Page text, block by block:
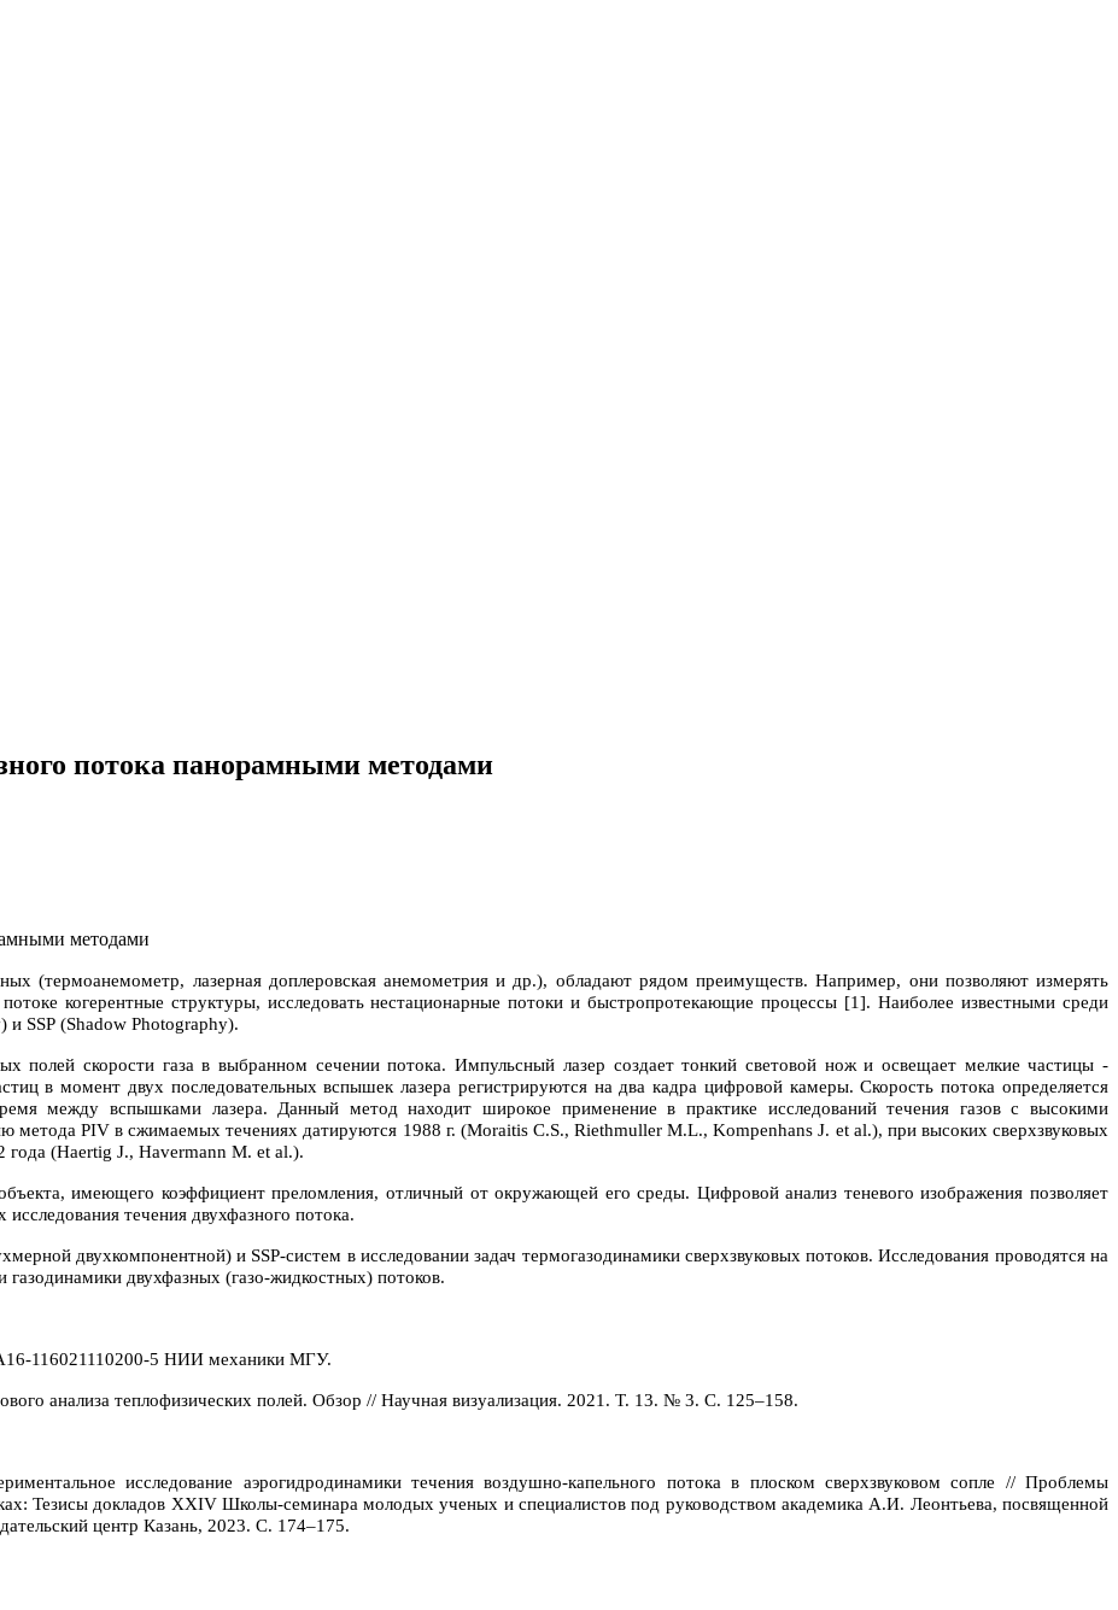
потока панорамными методами
(термоанемометр, лазерная доплеровская анемометрия и др.), обладают рядом преимуществ. Например, они позволяют измерять
когерентные структуры, исследовать нестационарные потоки и быстропротекающие процессы [1]. Наиболее известными среди
) и SSP (Shadow Photography).
полей скорости газа в выбранном сечении потока. Импульсный лазер создает тонкий световой нож и освещает мелкие частицы -
в момент двух последовательных вспышек лазера регистрируются на два кадра цифровой камеры. Скорость потока определяется
между вспышками лазера. Данный метод находит широкое применение в практике исследований течения газов с высокими
метода PIV в сжимаемых течениях датируются 1988 г. (Moraitis C.S., Riethmuller M.L., Kompenhans J. et al.), при высоких сверхзвуковых
года (Haertig J., Havermann M. et al.).
имеющего коэффициент преломления, отличный от окружающей его среды. Цифровой анализ теневого изображения позволяет
течения двухфазного потока.
двухкомпонентной) и SSP-систем в исследовании задач термогазодинамики сверхзвуковых потоков. Исследования проводятся на
газодинамики двухфазных (газо-жидкостных) потоков.
116021110200-5 НИИ механики МГУ.
анализа теплофизических полей. Обзор // Научная визуализация. 2021. Т. 13. № 3. С. 125–158.
исследование аэрогидродинамики течения воздушно-капельного потока в плоском сверхзвуковом сопле // Проблемы
Тезисы докладов XXIV Школы-семинара молодых ученых и специалистов под руководством академика А.И. Леонтьева, посвященной
центр Казань, 2023. С. 174–175.